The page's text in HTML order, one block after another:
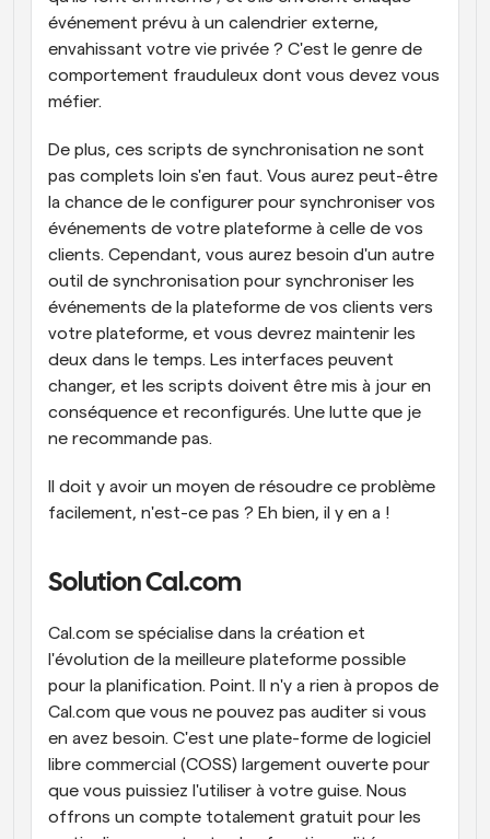
événement prévu à un calendrier externe,
envahissant votre vie privée ? C'est le genre de
comportement frauduleux dont vous devez vous
méfier.
De plus, ces scripts de synchronisation ne sont
pas complets loin s'en faut. Vous aurez peut-être
la chance de le configurer pour synchroniser vos
événements de votre plateforme à celle de vos
clients. Cependant, vous aurez besoin d'un autre
outil de synchronisation pour synchroniser les
événements de la plateforme de vos clients vers
votre plateforme, et vous devrez maintenir les
deux dans le temps. Les interfaces peuvent
changer, et les scripts doivent être mis à jour en
conséquence et reconfigurés. Une lutte que je
ne recommande pas.
Il doit y avoir un moyen de résoudre ce problème
facilement, n'est-ce pas ? Eh bien, il y en a !
Solution Cal.com
Cal.com se spécialise dans la création et
l'évolution de la meilleure plateforme possible
pour la planification. Point. Il n'y a rien à propos de
Cal.com que vous ne pouvez pas auditer si vous
en avez besoin. C'est une plate-forme de logiciel
libre commercial (COSS) largement ouverte pour
que vous puissiez l'utiliser à votre guise. Nous
offrons un compte totalement gratuit pour les